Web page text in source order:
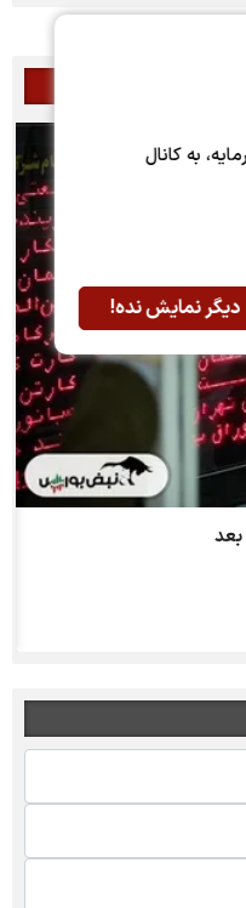
به کانال
دیگر نمایش نده!
بعد